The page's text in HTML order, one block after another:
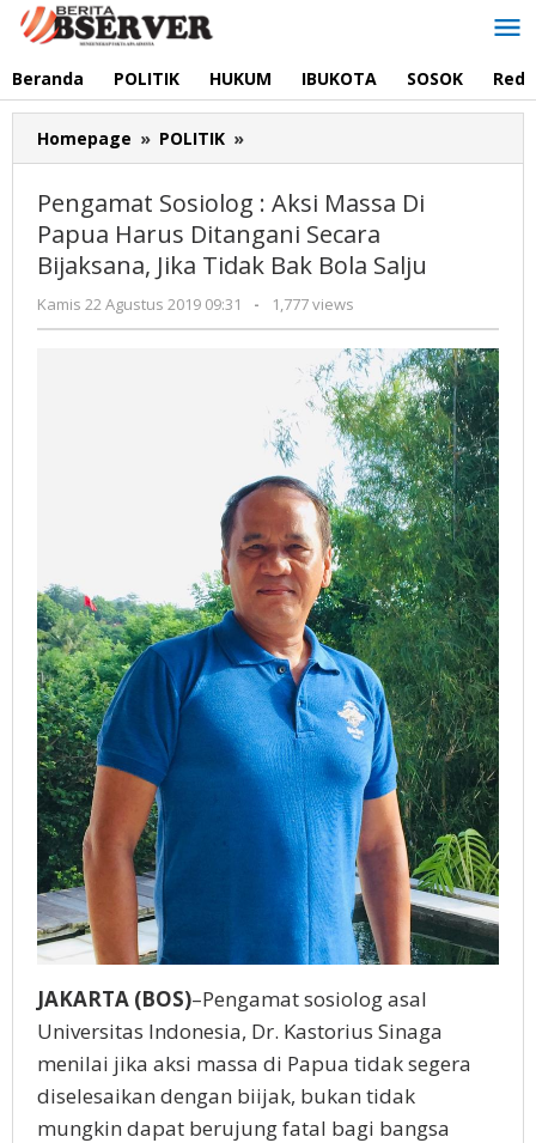
Lewati
Beranda POLITIK HUKUM IBUKOTA SOSOK
Homepage » POLITIK »
Sosiolog
Aksi
Massa
Di
Harus
Ditangani
Secara
Bijaksana,
Jika
Tidak
Bak
Bola
Salju
Pengamat Sosiolog : Aksi Massa Di
Papua Harus Ditangani Secara
Bijaksana, Jika Tidak Bak Bola Salju
Kamis 22 Agustus 2019 09:31
oleh
Redaksi
- 1,777 views
JAKARTA (BOS)–Pengamat sosiolog asal
Universitas Indonesia, Dr. Kastorius Sinaga
menilai jika aksi massa di Papua tidak segera
diselesaikan dengan biijak, bukan tidak
mungkin dapat berujung fatal bagi bangsa